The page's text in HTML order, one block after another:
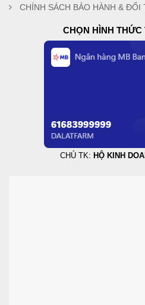
CHÍNH SÁCH BẢO HÀNH & ĐỔI
CHỌN HÌNH THỨC
CHỦ TK: HỘ KINH